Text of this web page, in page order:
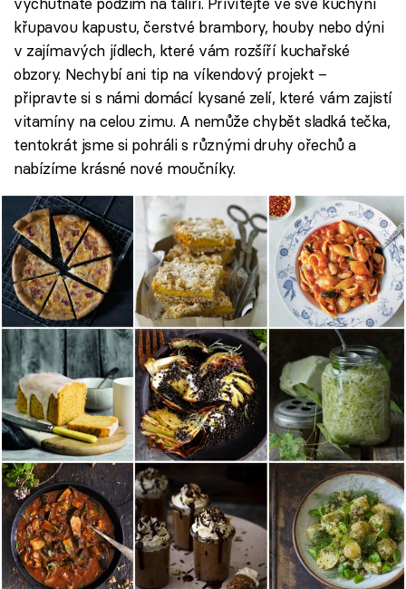
křupavou kapustu, čerstvé brambory, houby nebo dýni
v zajímavých jídlech, které vám rozšíří kuchařské
obzory. Nechybí ani tip na víkendový projekt –
připravte si s námi domácí kysané zelí, které vám zajistí
vitamíny na celou zimu. A nemůže chybět sladká tečka,
tentokrát jsme si pohráli s různými druhy ořechů a
nabízíme krásné nové moučníky.